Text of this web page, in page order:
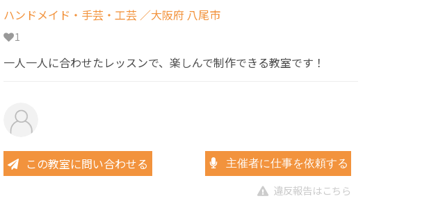
ハンドメイド・手芸・工芸 ／大阪府 八尾市
1
一人一人に合わせたレッスンで、楽しんで制作できる教室です！
この教室に問い合わせる 主催者に仕事を依頼する
違反報告はこちら